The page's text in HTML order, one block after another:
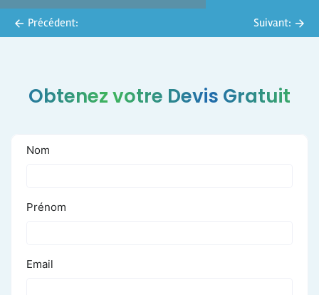
Précédent: Suivant:
Obtenez votre Devis Gratuit